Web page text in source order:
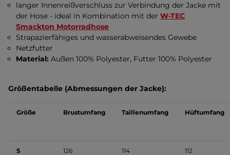
langer Innenreißverschluss zur Verbindung der Jacke mit
der Hose - ideal in Kombination mit derW-TEC
Smackton Motorradhose
Strapazierfähiges und wasserabweisendes Gewebe
Netzfutter
Material: Außen 100% Polyester, Futter 100% Polyester
Größentabelle (Abmessungen der Jacke):
Größe Brustumfang Taillenumfang Hüftumfang
S 126 114 112